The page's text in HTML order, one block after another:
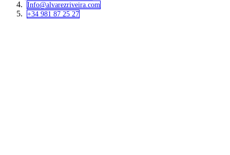
Info@alvar​​ezriveira.com
+34 981 87 25 27